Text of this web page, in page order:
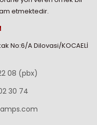
etmektedir.
No:6/A Dilovasi/KOCAELİ
08 (pbx)
30 74